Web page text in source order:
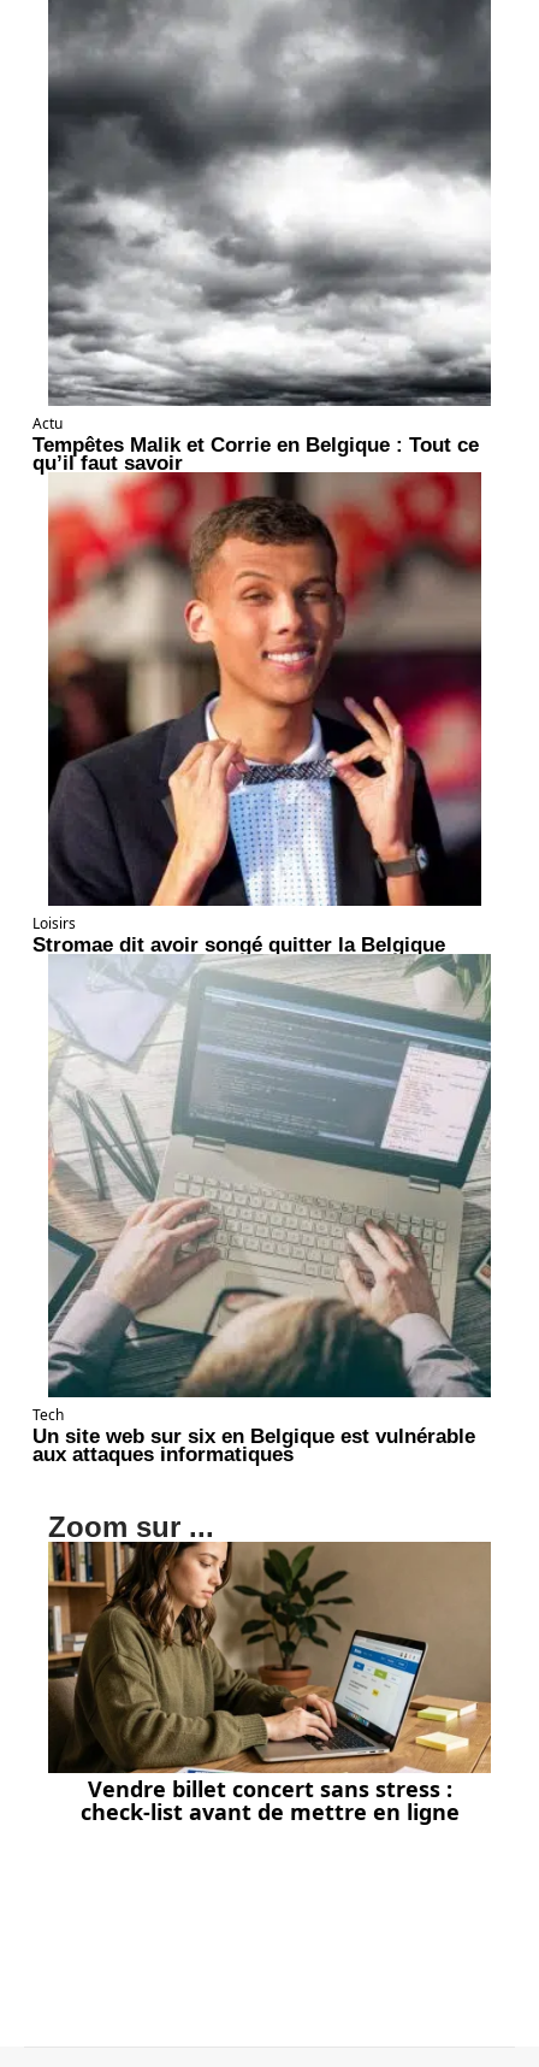
Actu
Tempêtes Malik et Corrie en Belgique : Tout ce
qu’il faut savoir
Loisirs
Stromae dit avoir songé quitter la Belgique
Tech
Un site web sur six en Belgique est vulnérable
aux attaques informatiques
Zoom sur ...
Vendre billet concert sans stress :
check-list avant de mettre en ligne